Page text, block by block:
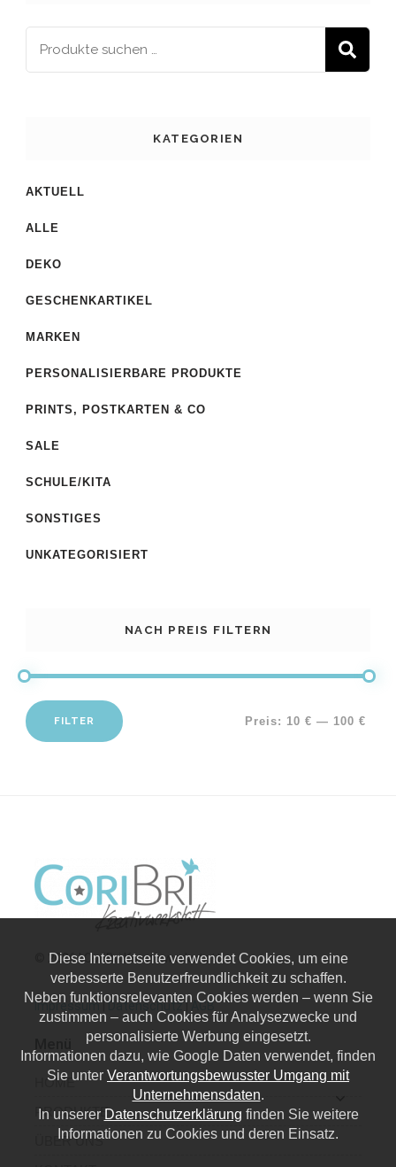
KATEGORIEN
AKTUELL
ALLE
DEKO
GESCHENKARTIKEL
MARKEN
PERSONALISIERBARE PRODUKTE
PRINTS, POSTKARTEN & CO
SALE
SCHULE/KITA
SONSTIGES
UNKATEGORISIERT
NACH PREIS FILTERN
FILTER Preis: 10 € — 100 €
© 2026 | CoriBri Kreativwerkstatt
Impressum|Datenschutz|AGB
HOME
PRODUKTE
ÜBER UNS
Diese Internetseite verwendet Cookies, um eine
verbesserte Benutzerfreundlichkeit zu schaffen.
Neben funktionsrelevanten Cookies werden – wenn Sie
zustimmen – auch Cookies für Analysezwecke und
personalisierte Werbung eingesetzt.
Informationen dazu, wie Google Daten verwendet, finden
Sie unter Verantwortungsbewusster Umgang mit
Unternehmensdaten.
In unserer Datenschutzerklärung finden Sie weitere
Informationen zu Cookies und deren Einsatz.